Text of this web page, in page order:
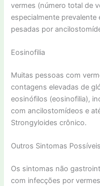
vermes (número total de
especialmente
pesadas por
Eosinofilia
Muitas pessoas com
contagens elevadas de
eosinófilos (eosinofilia),
com ancilostomídeos e
Strongyloides crônico.
Outros Sintomas Possíveis
Os sintomas não
com infecções por